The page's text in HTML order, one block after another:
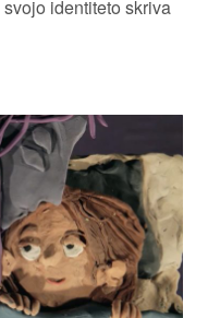
identiteto skriva